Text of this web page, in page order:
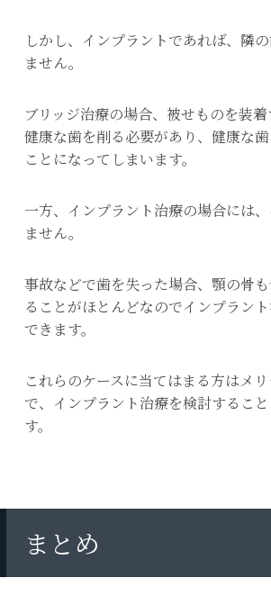
しかし、インプラントであれば、隣
ません。
ブリッジ治療の場合、被せものを装
健康な歯を削る必要があり、健康な
ことになってしまいます。
一方、インプラント治療の場合には
ません。
事故などで歯を失った場合、顎の骨
ることがほとんどなのでインプラン
できます。
これらのケースに当てはまる方はメ
で、インプラント治療を検討するこ
す。
まとめ